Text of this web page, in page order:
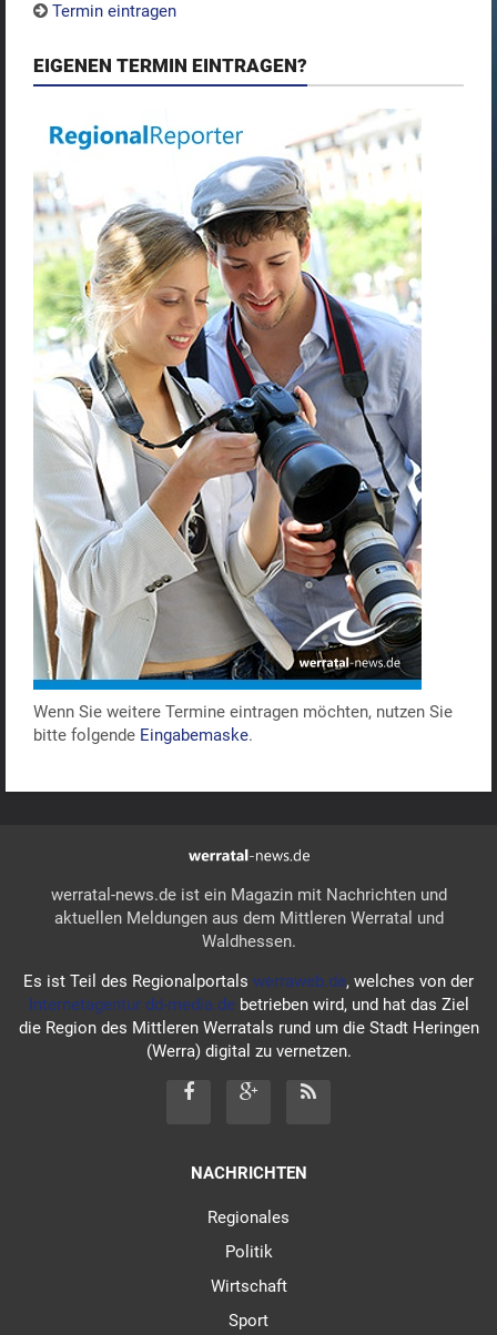
Termin eintragen
EIGENEN TERMIN EINTRAGEN?
Wenn Sie weitere Termine eintragen möchten, nutzen Sie
bitte folgende Eingabemaske.
werratal-news.de ist ein Magazin mit Nachrichten und
aktuellen Meldungen aus dem Mittleren Werratal und
Waldhessen.
Es ist Teil des Regionalportals werraweb.de, welches von der
Internetagentur dd-media.debetrieben wird, und hat das Ziel
die Region des Mittleren Werratals rund um die Stadt Heringen
(Werra) digital zu vernetzen.
NACHRICHTEN
Regionales
Politik
Wirtschaft
Sport